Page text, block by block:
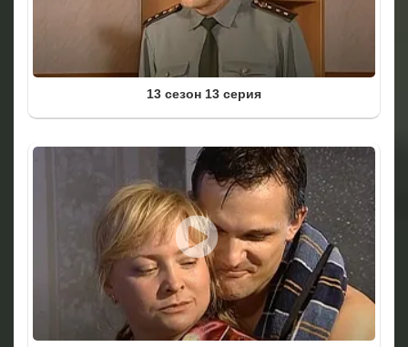
13 сезон 13 серия